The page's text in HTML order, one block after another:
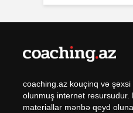
coaching.az kouçinq və
olunmuş internet resursudur.
materiallar mənbə qeyd